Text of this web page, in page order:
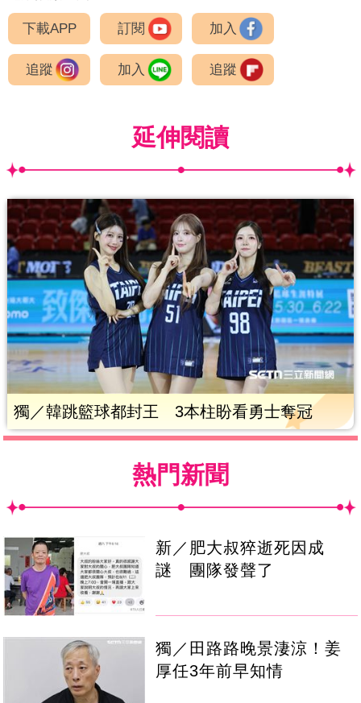
下載APP 訂閱 加入
追蹤 加入 追蹤
延伸閱讀
獨／韓跳籃球都封王 3本柱盼看勇士奪冠
熱門新聞
新／肥大叔猝逝死因成
謎 團隊發聲了
獨／田路路晚景淒涼！姜
厚任3年前早知情